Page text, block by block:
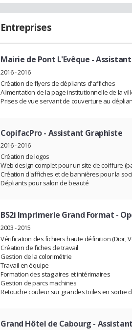
Entreprises
Mairie de Pont L'Evêque -
2016 - 2016
Création de flyers de dépliants d'affiches
Alimentation de la page institutionnelle de la
Prises de vue servant de couverture au
CopifacPro- Assistant Graphiste
2016 - 2016
Création de logos
Web design complet pour un site de coiffure
Création d'affiches et de bannières pour la
Dépliants pour salon de beauté
BS2i Imprimerie Grand Format -
2003 - 2015
Vérification des fichiers haute définition (Dior,
Création de fiches de travail
Gestion de la colorimétrie
Travail en équipe
Formation des stagiaires et intérimaires
Gestion de parcs machines
Retouche couleur sur grandes toiles en sortie
Grand Hôtel de Cabourg -